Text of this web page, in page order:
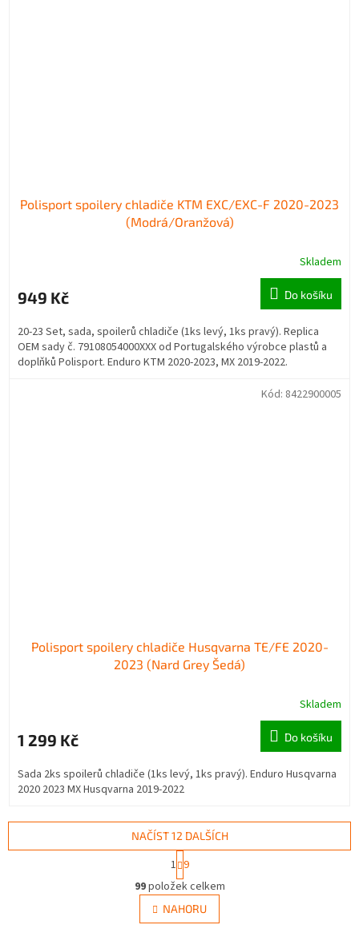
Polisport spoilery chladiče KTM EXC/EXC-F 2020-2023
(Modrá/Oranžová)
Skladem
949 Kč Do košíku
20-23 Set, sada, spoilerů chladiče (1ks levý, 1ks pravý). Replica
OEM sady č. 79108054000XXX od Portugalského výrobce plastů a
doplňků Polisport. Enduro KTM 2020-2023, MX 2019-2022.
Polisport spoilery chladiče Husqvarna TE/FE 2020-
2023 (Nard Grey Šedá)
Skladem
1 299 Kč Do košíku
Sada 2ks spoilerů chladiče (1ks levý, 1ks pravý). Enduro Husqvarna
2020 2023 MX Husqvarna 2019-2022
Kód: 8422900005
O
v
l
á
NAČÍST 12 DALŠÍCH
t
r
á
n
k
1 9
99položek celkem
NAHORU